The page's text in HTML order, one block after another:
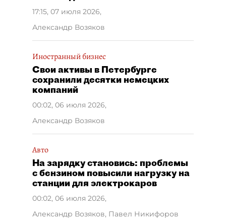
17:15, 07 июля 2026,
Александр Возяков
Иностранный бизнес
Свои активы в Петербурге
сохранили десятки немецких
компаний
00:02, 06 июля 2026,
Александр Возяков
Авто
На зарядку становись: проблемы
с бензином повысили нагрузку на
станции для электрокаров
00:02, 06 июля 2026,
Александр Возяков, Павел Никифоров